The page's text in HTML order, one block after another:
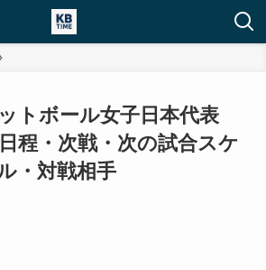
トボール女子日本代表
程・次戦・次の試合スケ
・対戦相手